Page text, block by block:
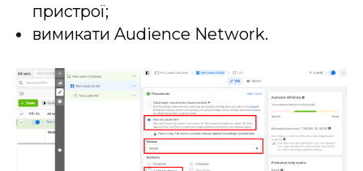
пристрої;
вимикати Audience Network.